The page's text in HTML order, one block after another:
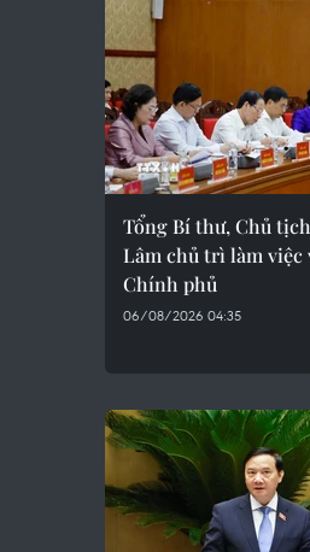
Tổng Bí thư, Chủ
Lâm chủ trì làm việc
Chính phủ
06/08/2026 04:35